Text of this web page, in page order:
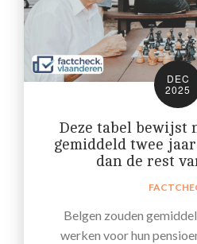
DEC
2025
Deze tabel bewijst
gemiddeld twee
dan de rest
Belgen zouden
werken voor hun